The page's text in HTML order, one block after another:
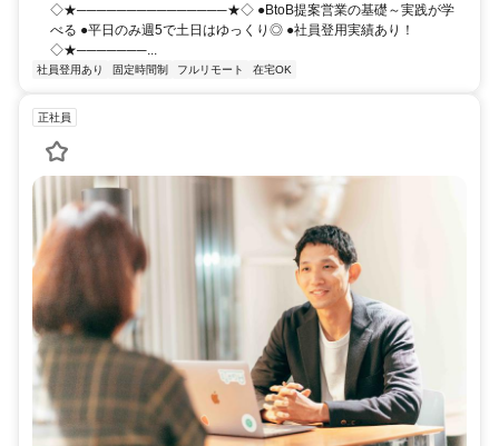
◇★───────────────★◇ ●BtoB提案営業の基礎～実践が学
べる ●平日のみ週5で土日はゆっくり◎ ●社員登用実績あり！
◇★───────...
社員登用あり 固定時間制 フルリモート 在宅OK
正社員